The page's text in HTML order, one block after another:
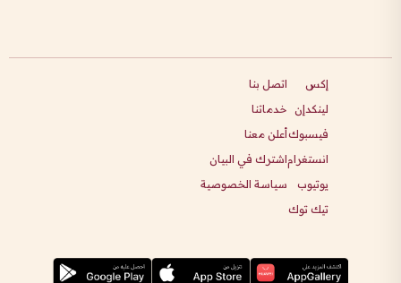
إكس
لينكدإن
فيسبوك
انستغرام
يوتيوب
تيك توك
اتصل بنا
خدماتنا
أعلن معنا
اشترك في البيان
سياسة الخصوصية